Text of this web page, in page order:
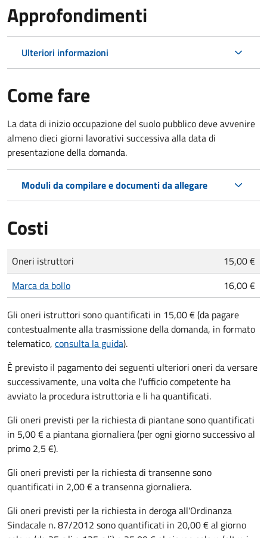
Approfondimenti
Ulteriori informazioni
Come fare
La data di inizio occupazione del suolo pubblico deve avvenire
almeno dieci giorni lavorativi successiva alla data di
presentazione della domanda.
Moduli da compilare e documenti da allegare
Costi
Tipo di pagamento
Importo
Oneri istruttori
15,00 €
Marca da bollo
16,00 €
Gli oneri istruttori sono quantificati in 15,00 € (da pagare
contestualmente alla trasmissione della domanda, in formato
telematico, consulta la guida).
È previsto il pagamento dei seguenti ulteriori oneri da versare
successivamente, una volta che l'ufficio competente ha
avviato la procedura istruttoria e li ha quantificati.
Gli oneri previsti per la richiesta di piantane sono quantificati
in 5,00 € a piantana giornaliera (per ogni giorno successivo al
primo 2,5 €).
Gli oneri previsti per la richiesta di transenne sono
quantificati in 2,00 € a transenna giornaliera.
Gli oneri previsti per la richiesta in deroga all'Ordinanza
Sindacale n. 87/2012 sono quantificati in 20,00 € al giorno